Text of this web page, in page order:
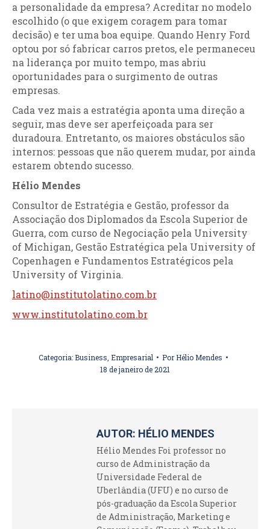
a personalidade da empresa? Acreditar no modelo
escolhido (o que exigem coragem para tomar
decisão) e ter uma boa equipe. Quando Henry Ford
optou por só fabricar carros pretos, ele permaneceu
na liderança por muito tempo, mas abriu
oportunidades para o surgimento de outras
empresas.
Cada vez mais a estratégia aponta uma direção a
seguir, mas deve ser aperfeiçoada para ser
duradoura. Entretanto, os maiores obstáculos são
internos: pessoas que não querem mudar, por ainda
estarem obtendo sucesso.
Hélio Mendes
Consultor de Estratégia e Gestão, professor da
Associação dos Diplomados da Escola Superior de
Guerra, com curso de Negociação pela University
of Michigan, Gestão Estratégica pela University of
Copenhagen e Fundamentos Estratégicos pela
University of Virginia.
latino@institutolatino.com.br
www.institutolatino.com.br
Categoria:Business Empresarial PorHélio Mendes
18 de janeiro de 2021
AUTOR: HÉLIO MENDES
Hélio Mendes Foi professor no
curso de Administração da
Universidade Federal de
Uberlândia (UFU) e no curso de
pós-graduação da Escola Superior
de Administração, Marketing e